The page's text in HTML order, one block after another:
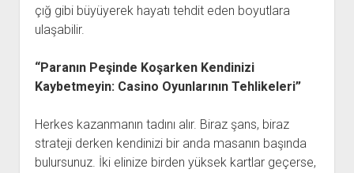
çığ gibi büyüyerek hayatı tehdit eden boyutlara
ulaşabilir.
“Paranın Peşinde Koşarken Kendinizi
Kaybetmeyin: Casino Oyunlarının Tehlikeleri”
Herkes kazanmanın tadını alır. Biraz şans, biraz
strateji derken kendinizi bir anda masanın başında
bulursunuz. İki elinize birden yüksek kartlar geçerse,